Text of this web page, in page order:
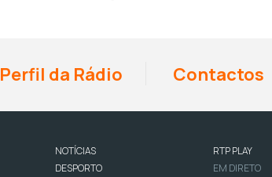
Perfil da Rádio Contactos
NOTÍCIAS
DESPORTO
RTP PLAY
EM DIRETO